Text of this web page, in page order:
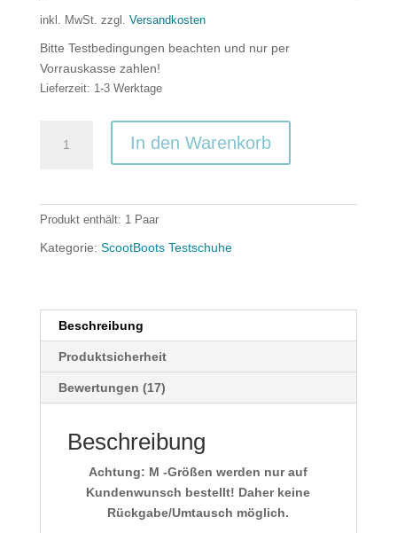
inkl. MwSt. zzgl. Versandkosten
Bitte Testbedingungen beachten und nur per
Vorrauskasse zahlen!
Lieferzeit: 1-3 Werktage
Testschuhe
Menge
In den Warenkorb
Produkt enthält: 1 Paar
Kategorie: ScootBoots Testschuhe
Beschreibung
Produktsicherheit
Bewertungen (17)
Beschreibung
Achtung: M -Größen werden nur auf
Kundenwunsch bestellt! Daher keine
Rückgabe/Umtausch möglich.